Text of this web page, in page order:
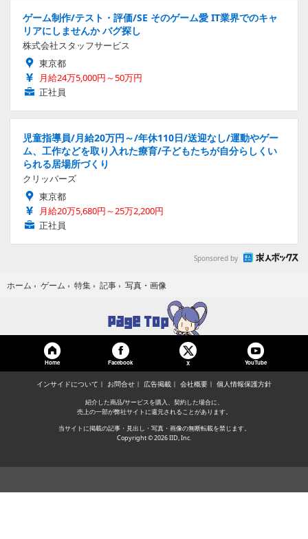
ゲーム制作/テスト・評価/SE そのゲーム愛 IT業界でのキャ
リアにしませんか バグ探し
株式会社スタッフサービス
東京都
月給24万5,000円～50万円
正社員
児童指導員/月給20万円～/年休110日/送迎なし/運動やゲー
ム、工作などを取り入れた療育/子どもたちが自分らしくい
られる居場所づくり
クリッパーズ
東京都
月給20万5,680円～25万2,200円
正社員
Sponsored by
ホーム › ゲーム › 特集 › 記事 › 写真・画像
Home Facebook X YouTube
インサイドについて お問合せ 広告掲載 会社概要 個人情報保護方針
紹介した商品/サービスを購入、契約した場合に、
売上の一部が弊社サイトに還元されることがあります。
当サイトに掲載の記事・見出し・写真・画像の無断転載を禁じます。
Copyright © 2026 IID, Inc.